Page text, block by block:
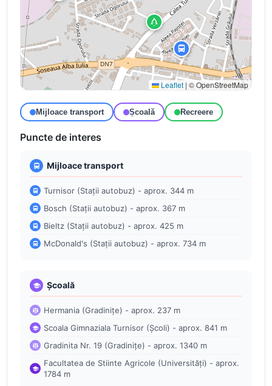
Leaflet | © OpenStreetMap
Mijloace transport Școală Recreere
Puncte de interes
Mijloace transport
Turnisor (Stații autobuz) - aprox. 344 m
Bosch (Stații autobuz) - aprox. 367 m
Bieltz (Stații autobuz) - aprox. 425 m
McDonald's (Stații autobuz) - aprox. 734 m
Școală
Hermania (Gradinițe) - aprox. 237 m
Scoala Gimnaziala Turnisor (Școli) - aprox. 841 m
Gradinita Nr. 19 (Gradinițe) - aprox. 1340 m
Facultatea de Stiinte Agricole (Universități) - aprox.
1784 m